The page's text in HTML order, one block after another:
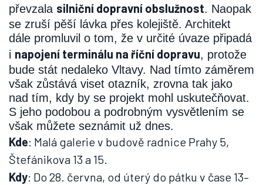
převzala silniční dopravní obslužnost. Naopak
se zruší pěší lávka přes kolejiště. Architekt
dále promluvil o tom, že v určité úvaze připadá
i napojení terminálu na říční dopravu, protože
bude stát nedaleko Vltavy. Nad tímto záměrem
však zůstává viset otazník, zrovna tak jako
nad tím, kdy by se projekt mohl uskutečňovat.
S jeho podobou a podrobným vysvětlením se
však můžete seznámit už dnes.
Kde: Malá galerie v budově radnice Prahy 5,
Štefánikova 13 a 15.
Kdy: Do 28. června, od úterý do pátku v čase 13–